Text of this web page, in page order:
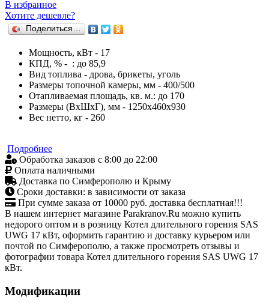
В избранное
Хотите дешевле?
Поделиться…
Мощность, кВт - 17
КПД, % - : до 85,9
Вид топлива - дрова, брикеты, уголь
Размеры топочной камеры, мм - 400/500
Отапливаемая площадь, кв. м.: до 170
Размеры (ВхШхГ), мм - 1250х460х930
Вес нетто, кг - 260
Подробнее
Обработка заказов с 8:00 до 22:00
Оплата наличными
Доставка по Симферополю и Крыму
Сроки доставки: в зависимости от заказа
При сумме заказа от 10000 руб. доставка бесплатная!!!
В нашем интернет магазине Parakranov.Ru можно купить
недорого оптом и в розницу Котел длительного горения SAS
UWG 17 кВт, оформить гарантию и доставку курьером или
почтой по Симферополю, а также просмотреть отзывы и
фотографии товара Котел длительного горения SAS UWG 17
кВт.
Модификации